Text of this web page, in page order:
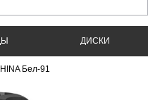
ДИСКИ
Бел-91